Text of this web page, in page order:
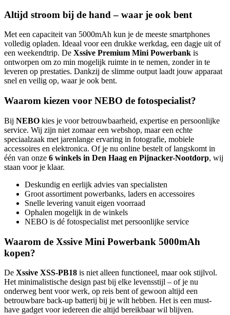
Altijd stroom bij de hand – waar je ook bent
Met een capaciteit van 5000mAh kun je de meeste smartphones
volledig opladen. Ideaal voor een drukke werkdag, een dagje uit of
een weekendtrip. De Xssive Premium Mini Powerbank is
ontworpen om zo min mogelijk ruimte in te nemen, zonder in te
leveren op prestaties. Dankzij de slimme output laadt jouw apparaat
snel en veilig op, waar je ook bent.
Waarom kiezen voor NEBO de fotospecialist?
Bij NEBO kies je voor betrouwbaarheid, expertise en persoonlijke
service. Wij zijn niet zomaar een webshop, maar een echte
speciaalzaak met jarenlange ervaring in fotografie, mobiele
accessoires en elektronica. Of je nu online bestelt of langskomt in
één van onze 6 winkels in Den Haag en Pijnacker-Nootdorp, wij
staan voor je klaar.
Deskundig en eerlijk advies van specialisten
Groot assortiment powerbanks, laders en accessoires
Snelle levering vanuit eigen voorraad
Ophalen mogelijk in de winkels
NEBO is dé fotospecialist met persoonlijke service
Waarom de Xssive Mini Powerbank 5000mAh
kopen?
De Xssive XSS-PB18 is niet alleen functioneel, maar ook stijlvol.
Het minimalistische design past bij elke levensstijl – of je nu
onderweg bent voor werk, op reis bent of gewoon altijd een
betrouwbare back-up batterij bij je wilt hebben. Het is een must-
have gadget voor iedereen die altijd bereikbaar wil blijven.